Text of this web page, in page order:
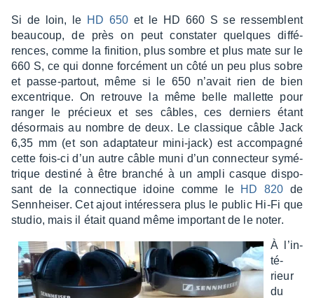
Si de loin, le HD 650 et le HD 660 S se ressemblent
beau­coup, de près on peut consta­ter quelques diffé­
rences, comme la fini­tion, plus sombre et plus mate sur le
660 S, ce qui donne forcé­ment un côté un peu plus sobre
et passe-partout, même si le 650 n’avait rien de bien
excen­trique. On retrouve la même belle mallette pour
ranger le précieux et ses câbles, ces derniers étant
désor­mais au nombre de deux. Le clas­sique câble Jack
6,35 mm (et son adap­ta­teur mini-jack) est accom­pa­gné
cette fois-ci d’un autre câble muni d’un connec­teur symé­
trique destiné à être bran­ché à un ampli casque dispo­
sant de la connec­tique idoine comme le
HD 820 de
Senn­hei­ser. Cet ajout inté­res­sera plus le public Hi-Fi que
studio, mais il était quand même impor­tant de le noter.
À l’in­
té­
rieur
du